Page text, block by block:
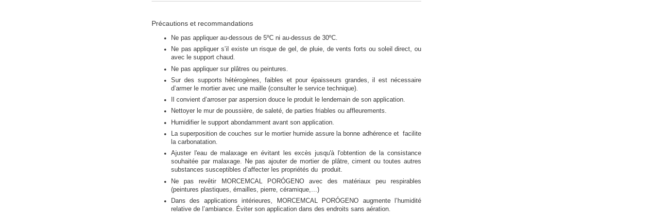
Précautions et recommandations
Ne pas appliquer au-dessous de 5ºC ni au-dessus de 30ºC.
Ne pas appliquer s’il existe un risque de gel, de pluie, de vents forts ou soleil direct, ou
avec le support chaud.
Ne pas appliquer sur plâtres ou peintures.
Sur des supports hétérogènes, faibles et pour épaisseurs grandes, il est nécessaire
d’armer le mortier avec une maille (consulter le service technique).
Il convient d’arroser par aspersion douce le produit le lendemain de son application.
Nettoyer le mur de poussière, de saleté, de parties friables ou affleurements.
Humidifier le support abondamment avant son application.
La superposition de couches sur le mortier humide assure la bonne adhérence et facilite
la carbonatation.
Ajuster l'eau de malaxage en évitant les excès jusqu'à l'obtention de la consistance
souhaitée par malaxage. Ne pas ajouter de mortier de plâtre, ciment ou toutes autres
substances susceptibles d’affecter les propriétés du produit.
Ne pas revêtir MORCEMCAL PORÓGENO avec des matériaux peu respirables
(peintures plastiques, émailles, pierre, céramique,…)
Dans des applications intérieures, MORCEMCAL PORÓGENO augmente l’humidité
relative de l’ambiance. Éviter son application dans des endroits sans aération.